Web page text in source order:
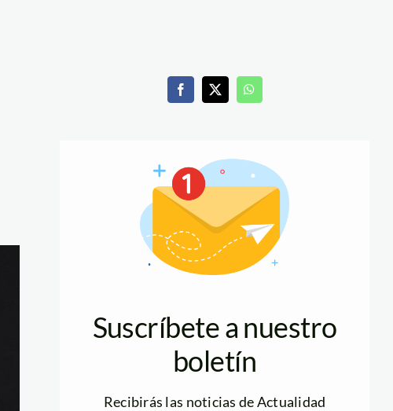
Suscríbete a nuestro
boletín
Recibirás las noticias de Actualidad